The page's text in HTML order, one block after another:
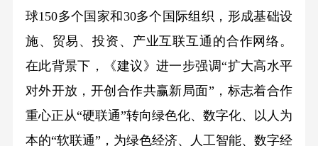
球150多个国家和30多个国际组织，形成基础设
施、贸易、投资、产业互联互通的合作网络。
在此背景下，《建议》进一步强调“扩大高水平
对外开放，开创合作共赢新局面”，标志着合作
重心正从“硬联通”转向绿色化、数字化、以人为
本的“软联通”，为绿色经济、人工智能、数字经